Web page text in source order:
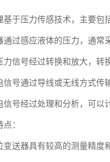
于压力传感技术，主要包
过感应液体的压力，通常
信号经过转换和放大，转
号通过导线或无线方式传
号经过处理和分析，可以
：
送器具有较高的测量精度